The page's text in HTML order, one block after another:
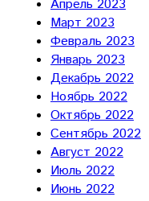
Апрель 2023
Март 2023
Февраль 2023
Январь 2023
Декабрь 2022
Ноябрь 2022
Октябрь 2022
Сентябрь 2022
Август 2022
Июль 2022
Июнь 2022